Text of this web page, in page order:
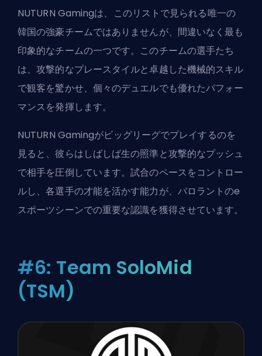
NUTURN Gamingは、このリストで見られる唯一の
韓国の強豪チームではありませんが、間違いなく最も
印象的なチームの一つです。このチームの選手たち
は、攻撃的なプレースタイルと卓越した機械的スキル
で観客を驚かせ、個々のデュエルでも優れたパフォー
マンスを発揮します。
NUTURN Gamingがビッグリーグでプレイするのを
見ると、彼らはしばしば生の照準と攻撃的なプッシュ
で相手を圧倒しています。試合のペースをコントロー
ルし、各選手の才能を活かす能力が、バロラントのe
スポーツシーンでの重要な認識を獲得させています。
#6: Team SoloMid
(TSM)